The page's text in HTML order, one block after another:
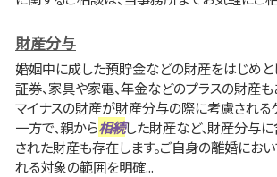
財産分与
婚姻中に成した預貯金などの財産をはじめと
証券、家具や家電、年金などのプラスの財産
マイナスの財産が財産分与の際に考慮される
一方で、親から相続した財産など、財産分与
された財産も存在します。ご自身の離婚にお
れる対象の範囲を明確...